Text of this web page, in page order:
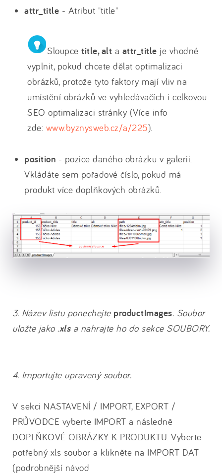
attr_title - Atribut "title"
Sloupce title, alt a attr_title je vhodné
vyplnit, pokud chcete dělat optimalizaci
obrázků, protože tyto faktory mají vliv na
umístění obrázků ve vyhledávačích i celkovou
SEO optimalizaci stránky (Více info
zde: www.byznysweb.cz/a/225).
position - pozice daného obrázku v galerii.
Vkládáte sem pořadové číslo, pokud má
produkt více doplňkových obrázků.
3. Název listu ponechejte productImages. Soubor
uložte jako .xlsa nahrajte ho do sekce SOUBORY.
4. Importujte upravený soubor.
V sekci NASTAVENÍ / IMPORT, EXPORT /
PRŮVODCE vyberte IMPORT a následně
DOPLŇKOVÉ OBRÁZKY K PRODUKTU. Vyberte
potřebný xls soubor a klikněte na IMPORT DAT
(podrobnější návod